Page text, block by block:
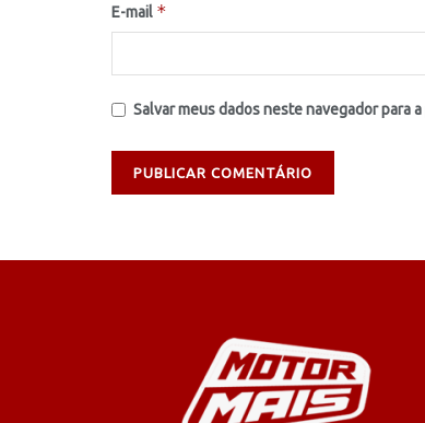
E-mail *
Salvar meus dados neste navegador para